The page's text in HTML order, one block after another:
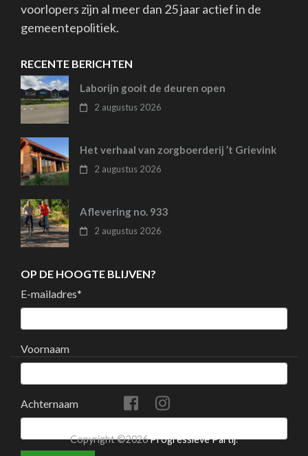
voorlopers zijn al meer dan 25 jaar actief in de
gemeentepolitiek.
RECENTE BERICHTEN
Laborijn gooit de deuren open
2 augustus 2026
Het verhaal van zorgboerderij ’t Grievink
2 augustus 2026
Aflevering no. 933
2 augustus 2026
OP DE HOOGTE BLIJVEN?
E-mailadres*
Voornaam
Achternaam
Copyright ©2026Progressieve Partij.